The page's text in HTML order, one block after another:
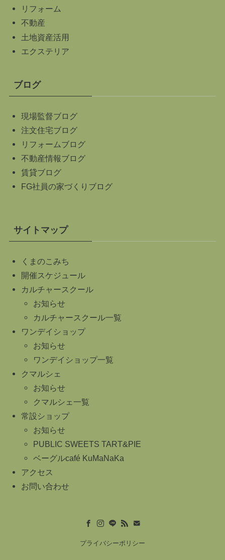
リフォーム
不動産
土地資産活用
エクステリア
ブログ
現場監督ブログ
注文住宅ブログ
リフォームブログ
不動産情報ブログ
賃貸ブログ
FG社員の家づくりブログ
サイトマップ
くまのこみち
開催スケジュール
カルチャースクール
お知らせ
カルチャースクール一覧
ワンデイショップ
お知らせ
ワンデイショップ一覧
クマルシェ
お知らせ
クマルシェ一覧
常設ショップ
お知らせ
PUBLIC SWEETS TART&PIE
ベーグルcafé KuMaNaKa
アクセス
お問い合わせ
プライバシーポリシー